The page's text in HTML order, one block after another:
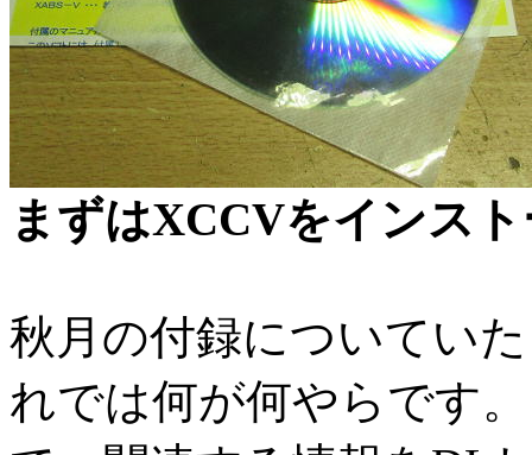
まずはXCCVをインス
秋月の付録についてい
れでは何が何やらです。